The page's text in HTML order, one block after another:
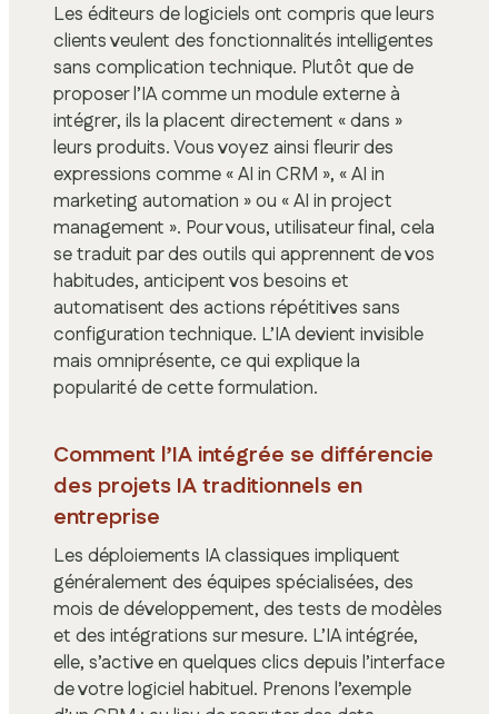
Les éditeurs de logiciels ont compris que leurs
clients veulent des fonctionnalités intelligentes
sans complication technique. Plutôt que de
proposer l’IA comme un module externe à
intégrer, ils la placent directement « dans »
leurs produits. Vous voyez ainsi fleurir des
expressions comme « AI in CRM », « AI in
marketing automation » ou « AI in project
management ». Pour vous, utilisateur final, cela
se traduit par des outils qui apprennent de vos
habitudes, anticipent vos besoins et
automatisent des actions répétitives sans
configuration technique. L’IA devient invisible
mais omniprésente, ce qui explique la
popularité de cette formulation.
Comment l’IA intégrée se différencie
des projets IA traditionnels en
entreprise
Les déploiements IA classiques impliquent
généralement des équipes spécialisées, des
mois de développement, des tests de modèles
et des intégrations sur mesure. L’IA intégrée,
elle, s’active en quelques clics depuis l’interface
de votre logiciel habituel. Prenons l’exemple